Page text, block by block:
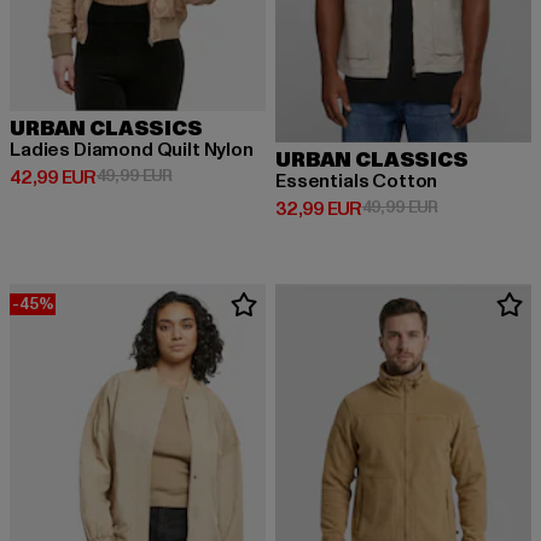
URBAN CLASSICS
Ladies Diamond Quilt Nylon
42,99 EUR
Derzeitiger Preis: 42,99 EUR
49,99 EURAktionspreis: 49,99 EUR
URBAN CLASSICS
Essentials Cotton
32,99 EUR
Derzeitiger Preis: 32,99 EUR
49,99 EURAktionspreis:
-45%